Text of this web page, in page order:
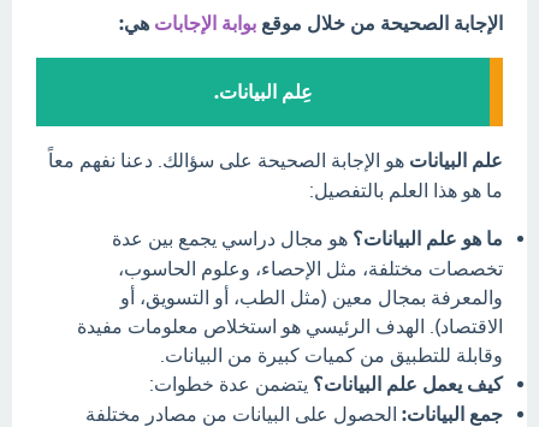
الإجابة الصحيحة من خلال موقع بوابة الإجابات هي:
عِلم البيانات.
علم البيانات هو الإجابة الصحيحة على سؤالك. دعنا نفهم معاً
ما هو هذا العلم بالتفصيل:
ما هو علم البيانات؟ هو مجال دراسي يجمع بين عدة
تخصصات مختلفة، مثل الإحصاء، وعلوم الحاسوب،
والمعرفة بمجال معين (مثل الطب، أو التسويق، أو
الاقتصاد). الهدف الرئيسي هو استخلاص معلومات مفيدة
وقابلة للتطبيق من كميات كبيرة من البيانات.
كيف يعمل علم البيانات؟ يتضمن عدة خطوات:
جمع البيانات: الحصول على البيانات من مصادر مختلفة